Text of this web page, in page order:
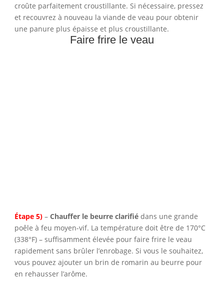
croûte parfaitement croustillante. Si nécessaire, pressez
et recouvrez à nouveau la viande de veau pour obtenir
une panure plus épaisse et plus croustillante.
Faire frire le veau
Étape 5)– Chauffer le beurre clarifiédans une grande
poêle à feu moyen-vif. La température doit être de 170°C
(338°F) – suffisamment élevée pour faire frire le veau
rapidement sans brûler l’enrobage. Si vous le souhaitez,
vous pouvez ajouter un brin de romarin au beurre pour
en rehausser l’arôme.